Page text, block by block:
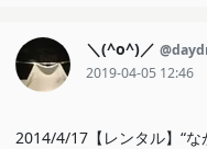
＼(^o^)／
2019-04-05 12:46
2014/4/17【レンタル】“な